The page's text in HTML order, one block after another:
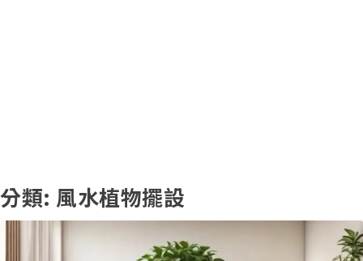
分類: 風水植物擺設